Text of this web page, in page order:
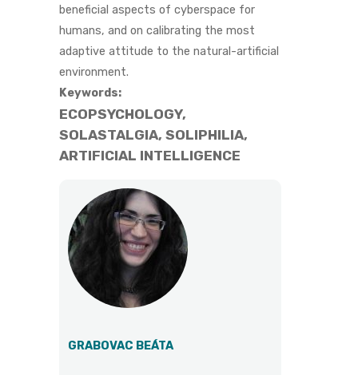
beneficial aspects of cyberspace for
humans, and on calibrating the most
adaptive attitude to the natural-artificial
environment.
Keywords:
ECOPSYCHOLOGY,
SOLASTALGIA, SOLIPHILIA,
ARTIFICIAL INTELLIGENCE
GRABOVAC BEÁTA